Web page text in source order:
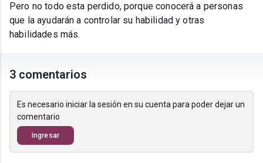
Pero no todo esta perdido, porque conocerá a personas
que la ayudarán a controlar su habilidad y otras
habilidades más.
3 comentarios
Es necesario iniciar la sesión en su cuenta para poder dejar un
comentario
Ingresar